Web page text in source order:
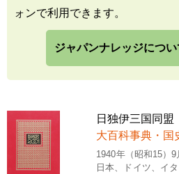
ォンで利用できます。
ジャパンナレッジにつ
日独伊三国同盟
大百科事典・国
1940年（昭和15）
日本、ドイツ、イ